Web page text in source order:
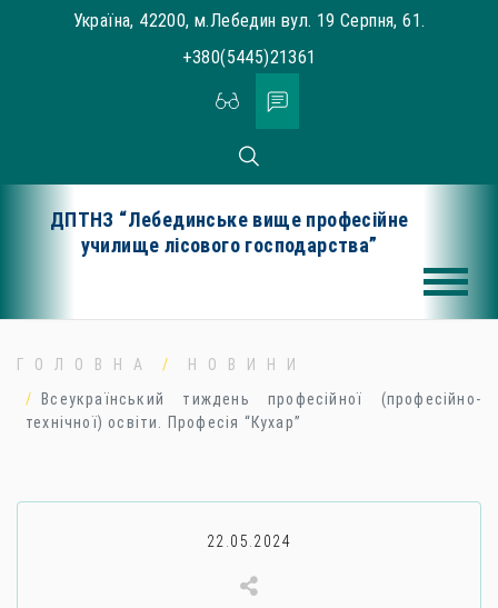
Україна, 42200, м.Лебедин вул. 19 Серпня, 61.
+380(5445)21361
ДПТНЗ “Лебединське вище професійне
училище лісового господарства”
ГОЛОВНА
НОВИНИ
Всеукраїнський тиждень професійної (професійно-
технічної) освіти. Професія “Кухар”
22.05.2024